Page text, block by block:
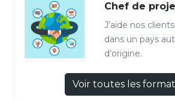
Chef de
J’aide nos
dans un pays
d’origine.
Voir toutes les